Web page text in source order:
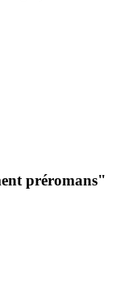
préromans"